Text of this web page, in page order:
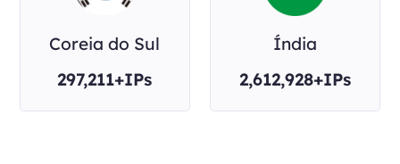
Coreia do Sul
297,211+IPs
Índia
2,612,928+IPs